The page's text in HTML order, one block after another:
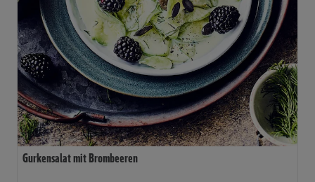
Gurkensalat mit Brombeeren